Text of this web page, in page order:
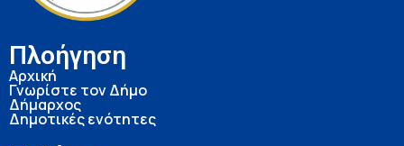
Πλοήγηση
Αρχική
Γνωρίστε τον Δήμο
Δήμαρχος
Δημοτικές ενότητες